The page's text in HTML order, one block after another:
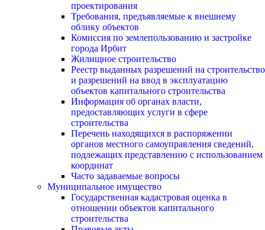
проектирования
Требования, предъявляемые к внешнему
облику объектов
Комиссия по землепользованию и застройке
города Ирбит
Жилищное строительство
Реестр выданных разрешений на строительство
и разрешений на ввод в эксплуатацию
объектов капитального строительства
Информация об органах власти,
предоставляющих услуги в сфере
строительства
Перечень находящихся в распоряжении
органов местного самоуправления сведений,
подлежащих представлению с использованием
координат
Часто задаваемые вопросы
Муниципальное имущество
Государственная кадастровая оценка в
отношении объектов капитального
строительства